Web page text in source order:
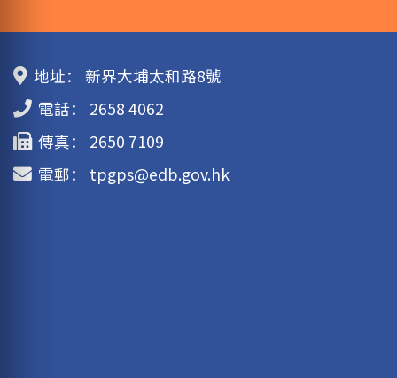
地址：
新界大埔太和路8號
電話：
2658 4062
傳真：
2650 7109
電郵：
tpgps@edb.gov.hk